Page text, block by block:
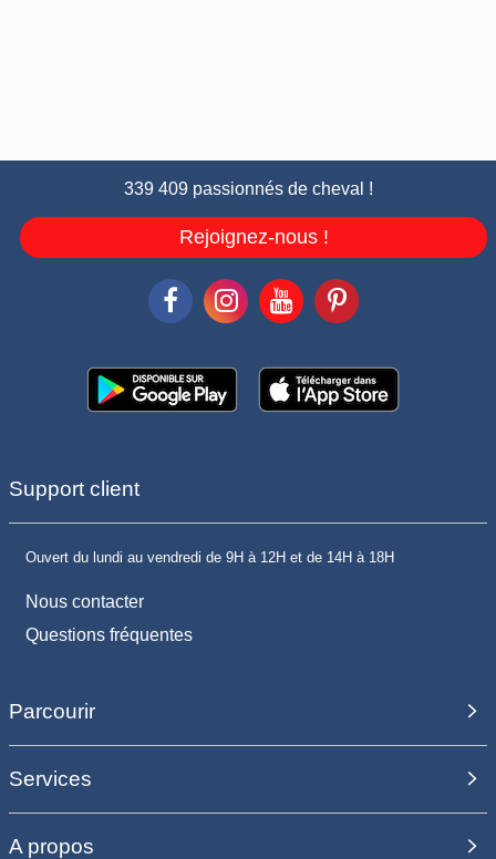
339 409 passionnés de cheval !
Rejoignez-nous !
Support client
Ouvert du lundi au vendredi de 9H à 12H et de 14H à 18H
Nous contacter
Questions fréquentes
Parcourir
Services
A propos